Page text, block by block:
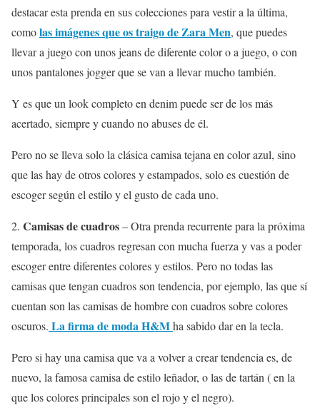
destacar esta prenda en sus colecciones para vestir a la última,
comolas imágenes que os traigo de Zara Men, que puedes
llevar a juego con unos jeans de diferente color o a juego, o con
unos pantalones jogger que se van a llevar mucho también.
Y es que un look completo en denim puede ser de los más
acertado, siempre y cuando no abuses de él.
Pero no se lleva solo la clásica camisa tejana en color azul, sino
que las hay de otros colores y estampados, solo es cuestión de
escoger según el estilo y el gusto de cada uno.
2. Camisas de cuadros– Otra prenda recurrente para la próxima
temporada, los cuadros regresan con mucha fuerza y vas a poder
escoger entre diferentes colores y estilos. Pero no todas las
camisas que tengan cuadros son tendencia, por ejemplo, las que sí
cuentan son las camisas de hombre con cuadros sobre colores
oscuros. La firma de moda H&Mha sabido dar en la tecla.
Pero si hay una camisa que va a volver a crear tendencia es, de
nuevo, la famosa camisa de estilo leñador, o las de tartán ( en la
que los colores principales son el rojo y el negro).